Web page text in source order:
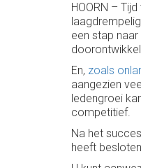
HOORN –
een stap
En, zoals
aangezien
ledengroei
competitief.
Na het
heeft